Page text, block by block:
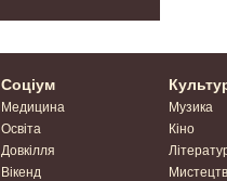
Соціум
Медицина
Освіта
Довкілля
Вікенд
Музика
Кіно